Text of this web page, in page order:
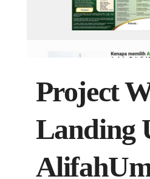
Project
Landing